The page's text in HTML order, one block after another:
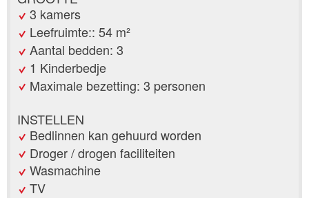
3 kamers
Leefruimte:: 54 m²
Aantal bedden: 3
1 Kinderbedje
Maximale bezetting: 3 personen
INSTELLEN
Bedlinnen kan gehuurd worden
Droger / drogen faciliteiten
Wasmachine
TV